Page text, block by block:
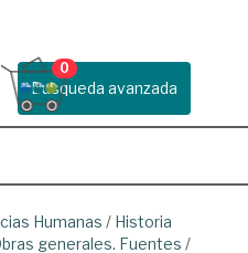
Busqueda avanzada
0
Humanas / Historia
generales. Fuentes /